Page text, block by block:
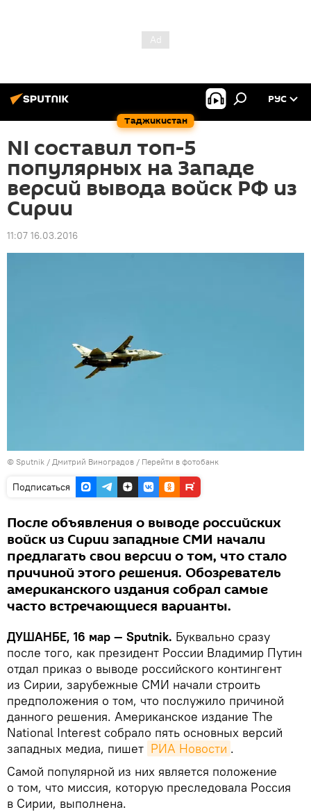
Таджикистан
РУС
NI составил топ-5
популярных на Западе
версий вывода войск РФ из
Сирии
11:07 16.03.2016
© Sputnik / Дмитрий Виноградов / Перейти в фотобанк
Подписаться
После объявления о выводе российских
войск из Сирии западные СМИ начали
предлагать свои версии о том, что стало
причиной этого решения. Обозреватель
американского издания собрал самые
часто встречающиеся варианты.
ДУШАНБЕ, 16 мар — Sputnik. Буквально сразу
после того, как президент России Владимир Путин
отдал приказ о выводе российского контингент
из Сирии, зарубежные СМИ начали строить
предположения о том, что послужило причиной
данного решения. Американское издание The
National Interest собрало пять основных версий
западных медиа, пишет РИА Новости .
Самой популярной из них является положение
о том, что миссия, которую преследовала Россия
в Сирии, выполнена.